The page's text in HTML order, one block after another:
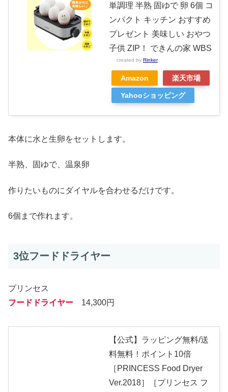
単調理 半熟 固ゆで 卵 6個 コ
ンパクト キッチン おすすめ
プレゼント 美味しい おやつ
子供 ZIP！ できんの家 WBS
created by Rinker
Amazon 楽天市場
Yahooショッピング
本体に水と生卵をセットします。
半熟、固ゆで、温泉卵
作りたいものにダイヤルを合わせるだけです。
6個まで作れます。
3位フードドライヤー
プリンセス
フードドライヤー 14,300円
【公式】ラッピング無料/送
料無料！ポイント10倍
［PRINCESS Food Dryer
Ver.2018］［プリンセス フ